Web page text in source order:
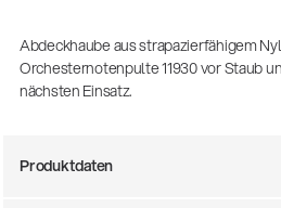
Abdeckhaube aus strapazierfähigem
Orchesternotenpulte 11930 vor Staub
nächsten Einsatz.
Produktdaten